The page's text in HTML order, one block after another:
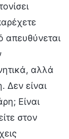
απευθύνεται
αλλά
Δεν είναι
Είναι
στον